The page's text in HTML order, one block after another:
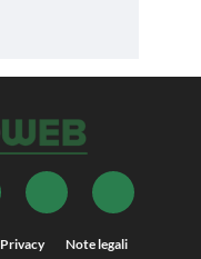
Privacy Note legali